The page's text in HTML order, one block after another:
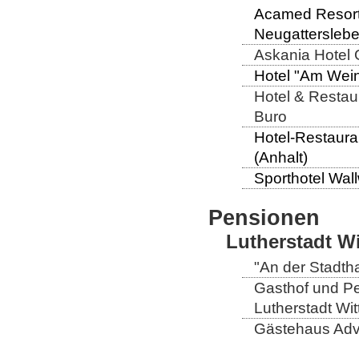
Acamed
Askania Hotel
Hotel "Am
Hotel &
Buro
Hotel-
(Anhalt)
Sporthotel
Pensionen
Lutherstadt
"An der
Gasthof und
Lutherstadt
Gästehaus